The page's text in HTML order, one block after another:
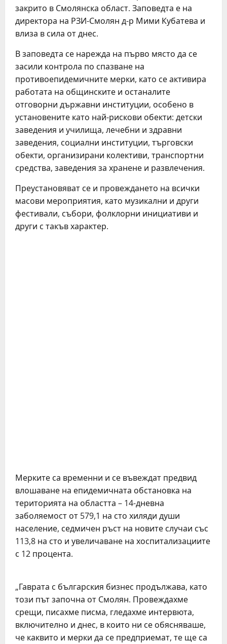
закрито в Смолянска област. Заповедта е на
директора на РЗИ-Смолян д-р Мими Кубатева и
влиза в сила от днес.
В заповедта се нарежда на първо място да се
засили контрола по спазване на
противоепидемичните мерки, като се активира
работата на общинските и останалите
отговорни държавни институции, особено в
установените като най-рискови обекти: детски
заведения и училища, лечебни и здравни
заведения, социални институции, търговски
обекти, организирани колективи, транспортни
средства, заведения за хранене и развлечения.
Преустановяват се и провеждането на всички
масови мероприятия, като музикални и други
фестивали, събори, фолклорни инициативи и
други с такъв характер.
Мерките са временни и се въвеждат предвид
влошаване на епидемичната обстановка на
територията на областта – 14-дневна
заболяемост от 579,1 на сто хиляди души
население, седмичен ръст на новите случаи със
113,8 на сто и увеличаване на хоспитализациите
с 12 процента.
„Гаврата с българския бизнес продължава, като
този път започна от Смолян. Провеждахме
срещи, писахме писма, гледахме интервюта,
включително и днес, в които ни се обясняваше,
че каквито и мерки да се предприемат, те ще са